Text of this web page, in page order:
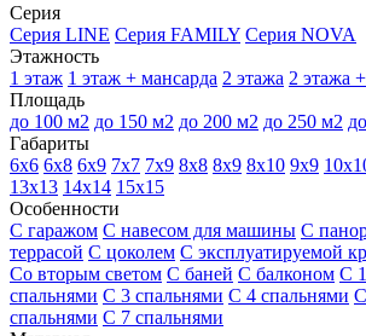
Серия
Серия LINE Серия FAMILY Серия NOVA
Этажность
1 этаж 1 этаж + мансарда 2 этажа 2 этажа
Площадь
до 100 м2 до 150 м2 до 200 м2 до 250 м2
Габариты
6х6 6х8 6х9 7х7 7х9 8х8 8х9 8х10 9х9
13х13 14х14 15х15
Особенности
С гаражом С навесом для машины С
террасой С цоколем С эксплуатируемой
Со вторым светом С баней С балконом С
спальнями С 3 спальнями С 4 спальнями
спальнями С 7 спальнями